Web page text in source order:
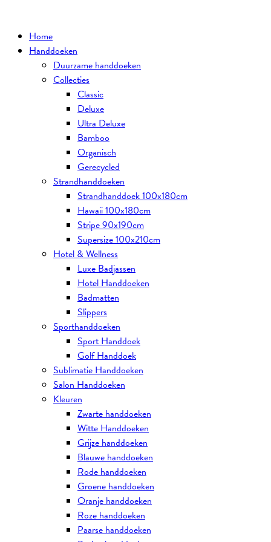
inhoud
Home
Handdoeken
Duurzame handdoeken
Collecties
Classic
Deluxe
Ultra Deluxe
Bamboo
Organisch
Gerecycled
Strandhanddoeken
Strandhanddoek 100x180cm
Hawaii 100x180cm
Stripe 90x190cm
Supersize 100x210cm
Hotel & Wellness
Luxe Badjassen
Hotel Handdoeken
Badmatten
Slippers
Sporthanddoeken
Sport Handdoek
Golf Handdoek
Sublimatie Handdoeken
Salon Handdoeken
Kleuren
Zwarte handdoeken
Witte Handdoeken
Grijze handdoeken
Blauwe handdoeken
Rode handdoeken
Groene handdoeken
Oranje handdoeken
Roze handdoeken
Paarse handdoeken